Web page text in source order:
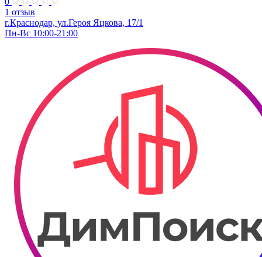
1 отзыв
г.Краснодар, ул.Героя Яцкова, 17/1
Пн-Вс 10:00-21:00